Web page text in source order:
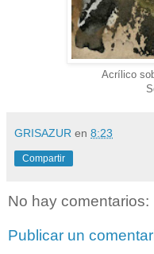
Acrílico
GRISAZUR en 8:23
Compartir
No hay comentarios:
Publicar un